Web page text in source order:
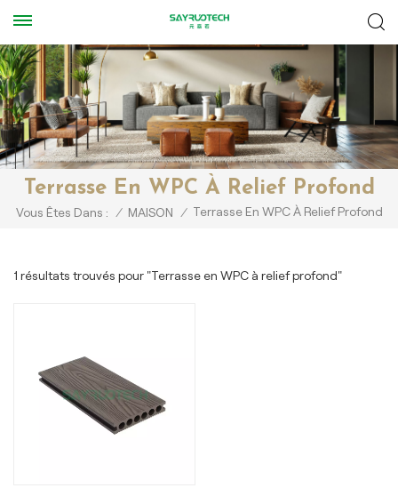
Terrasse En WPC À Relief Profond
Vous Êtes Dans : / MAISON / Terrasse En WPC À Relief Profond
1 résultats trouvés pour "Terrasse en WPC à relief profond"